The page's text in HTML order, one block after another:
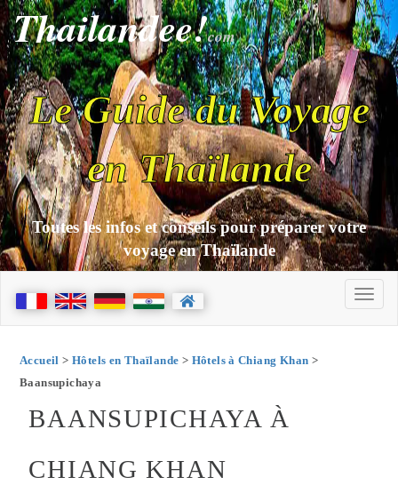
Thailandee!com
Le Guide du Voyage
en Thaïlande
Toutes les infos et conseils pour préparer votre
voyage en Thaïlande
Accueil > Hôtels en Thaïlande > Hôtels à Chiang Khan >
Baansupichaya
BAANSUPICHAYA À
CHIANG KHAN